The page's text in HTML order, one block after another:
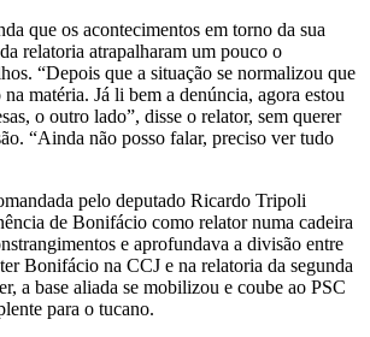
que os acontecimentos em torno da sua
relatoria atrapalharam um pouco o
“Depois que a situação se normalizou que
matéria. Já li bem a denúncia, agora estou
o outro lado”, disse o relator, sem querer
“Ainda não posso falar, preciso ver tudo
pelo deputado Ricardo Tripoli
de Bonifácio como relator numa cadeira
e aprofundava a divisão entre
Bonifácio na CCJ e na relatoria da segunda
a base aliada se mobilizou e coube ao PSC
para o tucano.